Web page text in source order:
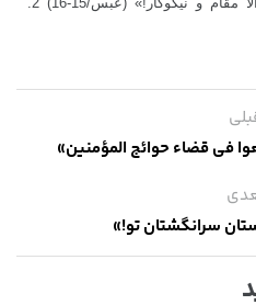
فی قضاء حوائج المؤمنین»
سرانگشتان تو!»